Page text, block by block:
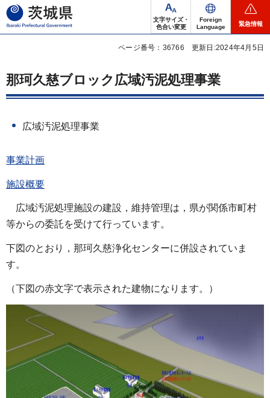
茨城県
文字サイズ・
色合い変更
Foreign
Language
緊急情報
ページ番号：36766 更新日:2024年4月5日
那珂久慈ブロック広域汚泥処理事業
広域汚泥処理事業
事業計画
施設概要
広域汚泥処理施設の建設，維持管理は，県が関係市町村
等からの委託を受けて行っています。
下図のとおり，那珂久慈浄化センターに併設されていま
す。
（下図の赤文字で表示された建物になります。）